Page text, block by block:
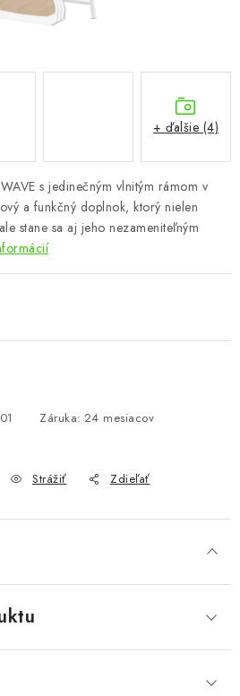
zmluvy
s jedinečným vlnitým rámom v
a funkčný doplnok, ktorý nielen
stane sa aj jeho nezameniteľným
Záruka: 24 mesiacov
Strážiť Zdieľať
+ ďalšie (4)